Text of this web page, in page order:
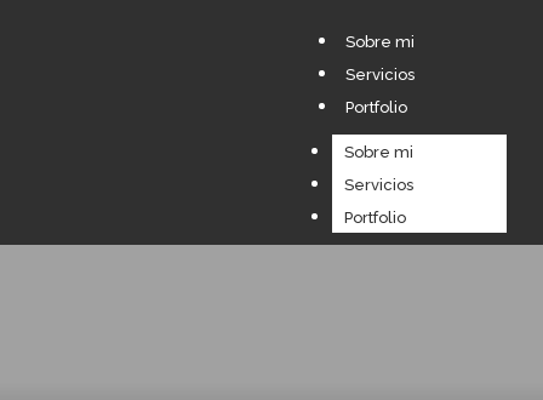
Sobre mi
Servicios
Portfolio
Sobre mi
Servicios
Portfolio